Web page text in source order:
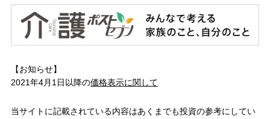
【お知らせ】
2021年4月1日以降の価格表示に関して
当サイトに記載されている内容はあくまでも投資の参考にしてい